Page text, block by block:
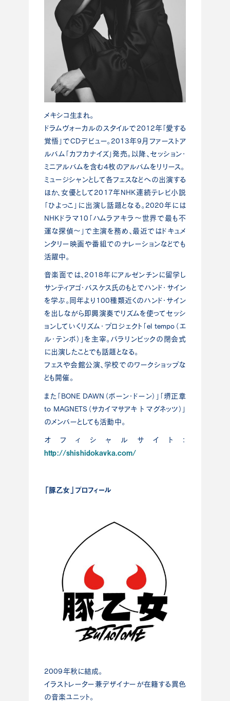
メキシコ生まれ。
ドラムヴォーカルのスタイルで2012年「愛する
覚悟」でCDデビュー。2013年9月ファーストア
ルバム「カフカナイズ」発売。以降、セッション・
ミニアルバムを含む4枚のアルバムをリリース。
ミュージシャンとして各フェスなどへの出演する
ほか、女優として2017年NHK連続テレビ小説
「ひよっこ」に出演し話題となる。2020年には
NHKドラマ10「ハムラアキラ〜世界で最も不
運な探偵〜」で主演を務め、最近ではドキュメ
ンタリー映画や番組でのナレーションなどでも
活躍中。
音楽面では、2018年にアルゼンチンに留学し
サンティアゴ・バスケス氏のもとでハンド・サイン
を学ぶ。同年より100種類近くのハンド・サイン
を出しながら即興演奏でリズムを使ってセッシ
ョンしていくリズム・プロジェクト「el tempo（エ
ル・テンポ）」を主宰。パラリンピックの閉会式
に出演したことでも話題となる。
フェスや会館公演、学校でのワークショップな
ども開催。
また「BONE DAWN（ボーン・ドーン）」「堺正章
to MAGNETS（サカイマサアキ ト マグネッツ）」
のメンバーとしても活動中。
オフィシャルサイト：
http://shishidokavka.com/
「豚乙女」プロフィール
2009年秋に結成。
イラストレーター兼デザイナーが在籍する異色
の音楽ユニット。